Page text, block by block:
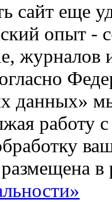
сайт еще
опыт
журналов
данных»
работу
в